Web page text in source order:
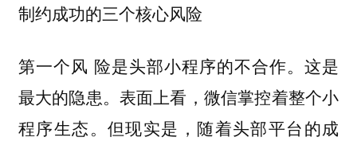
制约成功的三个核心风险
第一个风 险是头部小程序的不合作。这是
最大的隐患。表面上看，微信掌控着整个小
程序生态。但现实是，随着头部平台的成